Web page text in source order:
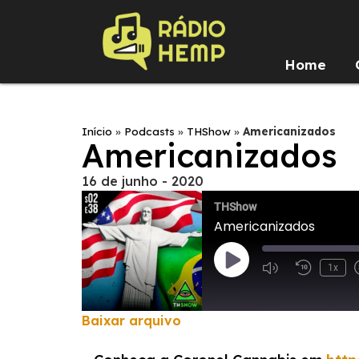
Home
Início » Podcasts » THShow » Americanizados
Americanizados
16 de junho - 2020
THShow
Americanizados
1x
Baixar arquivo